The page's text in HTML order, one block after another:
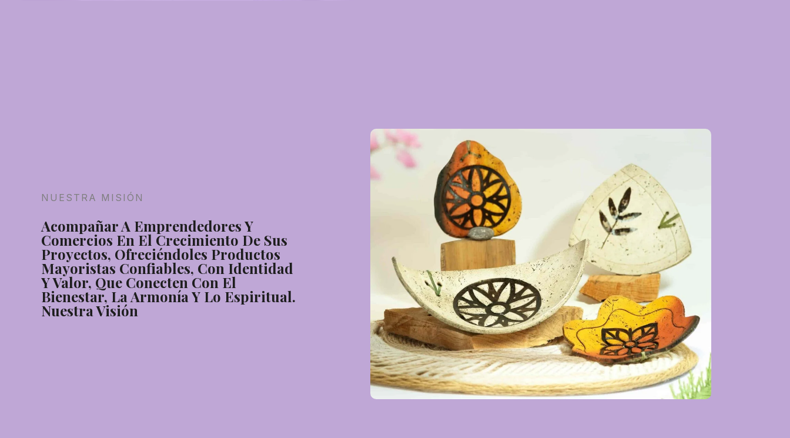
NUESTRA MISIÓN
Acompañar A Emprendedores Y
Comercios En El Crecimiento De Sus
Proyectos, Ofreciéndoles Productos
Mayoristas Confiables, Con Identidad
Y Valor, Que Conecten Con El
Bienestar, La Armonía Y Lo Espiritual.
Nuestra Visión